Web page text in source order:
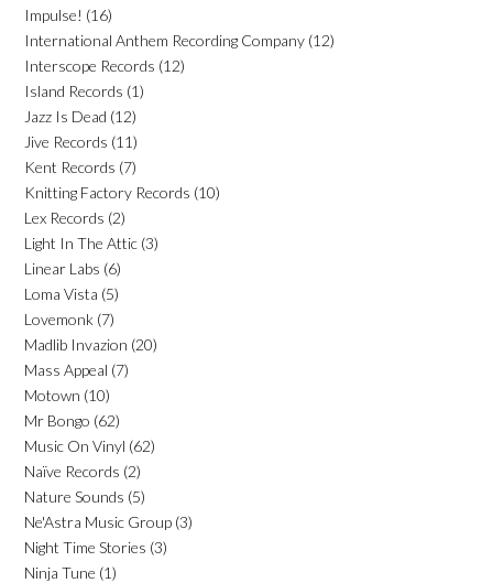
Impulse! (16)
International Anthem Recording Company (12)
Interscope Records (12)
Island Records (1)
Jazz Is Dead (12)
Jive Records (11)
Kent Records (7)
Knitting Factory Records (10)
Lex Records (2)
Light In The Attic (3)
Linear Labs (6)
Loma Vista (5)
Lovemonk (7)
Madlib Invazion (20)
Mass Appeal (7)
Motown (10)
Mr Bongo (62)
Music On Vinyl (62)
Naïve Records (2)
Nature Sounds (5)
Ne'Astra Music Group (3)
Night Time Stories (3)
Ninja Tune (1)